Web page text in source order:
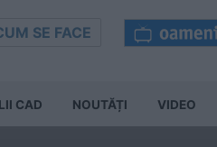
SE FACE
CAD NOUTĂȚI VIDEO